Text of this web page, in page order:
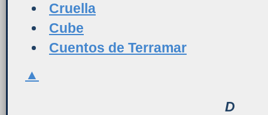
Cruella
Cube
Cuentos de Terramar
▲
D